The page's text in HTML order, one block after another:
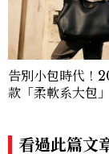
告別小包時代！
款「柔軟系大包
看過此篇文